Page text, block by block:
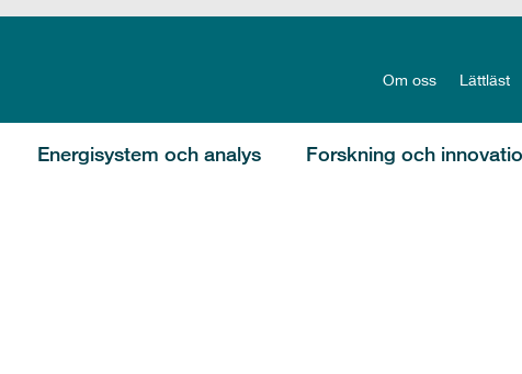
Om oss Lättläst
Energisystem och analys Forskning och